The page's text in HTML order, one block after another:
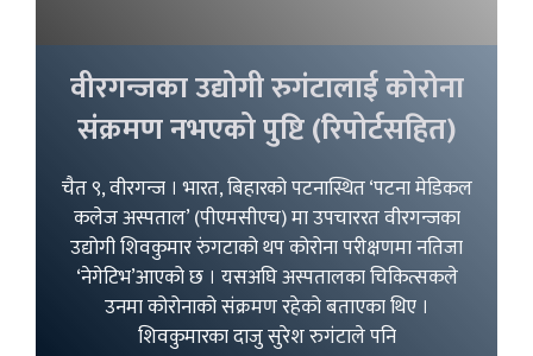
वीरगन्जका उद्योगी रुगंटालाई कोरोना
संक्रमण नभएको पुष्टि (रिपोर्टसहित)
चैत ९, वीरगन्ज । भारत, बिहारको पटनास्थित ‘पटना मेडिकल
कलेज अस्पताल’ (पीएमसीएच) मा उपचाररत वीरगन्जका
उद्योगी शिवकुमार रुंगटाको थप कोरोना परीक्षणमा नतिजा
‘नेगेटिभ’आएको छ । यसअघि अस्पतालका चिकित्सकले
उनमा कोरोनाको संक्रमण रहेको बताएका थिए ।
शिवकुमारका दाजु सुरेश रुगंटाले पनि